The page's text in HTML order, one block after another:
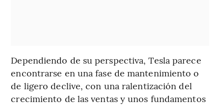
Dependiendo de su perspectiva, Tesla parece
encontrarse en una fase de mantenimiento o
de ligero declive, con una ralentización del
crecimiento de las ventas y unos fundamentos